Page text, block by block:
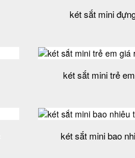
két sắt mini
két sắt mini trẻ
két sắt mini bao